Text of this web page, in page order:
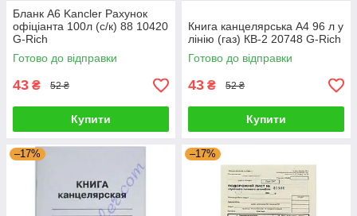
Бланк А6 Kancler Рахунок
офіціанта 100л (с/к) 88 10420
G-Rich
Готово до відправки
43 ₴ 52 ₴
Купити
Книга канцелярська А4 96 л у
лінію (газ) КВ-2 20748 G-Rich
Готово до відправки
43 ₴ 52 ₴
Купити
–17% –17%